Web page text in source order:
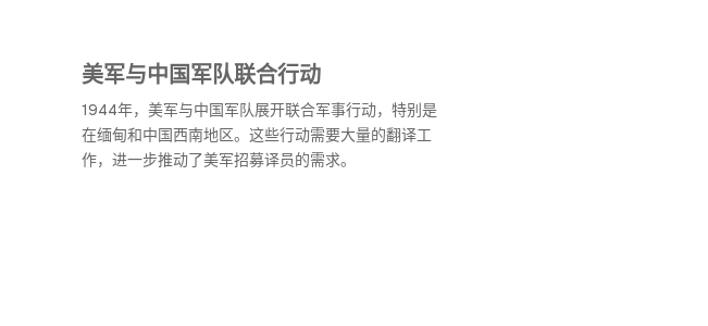
美军与中国军队联合行动
1944年，美军与中国军队展开联合军事行动，特别是
在缅甸和中国西南地区。这些行动需要大量的翻译工
作，进一步推动了美军招募译员的需求。